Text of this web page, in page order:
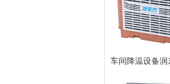
车间降温设备